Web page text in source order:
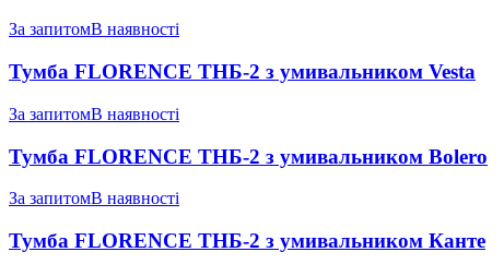
За запитомВ наявності
Тумба FLORENCE ТНБ-2 з умивальником Vesta
За запитомВ наявності
Тумба FLORENCE ТНБ-2 з умивальником Bolero
За запитомВ наявності
Тумба FLORENCE ТНБ-2 з умивальником Канте